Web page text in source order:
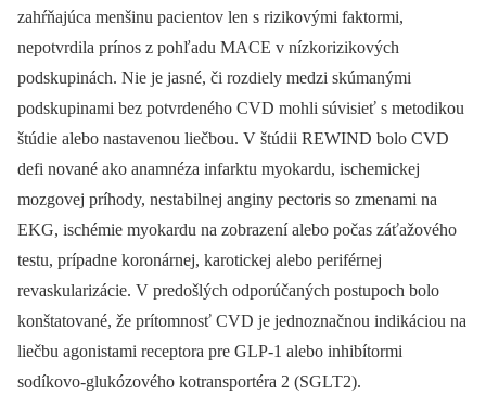
zahŕňajúca menšinu pacientov len s rizikovými faktormi,
nepotvrdila prínos z pohľadu MACE v nízkorizikových
podskupinách. Nie je jasné, či rozdiely medzi skúmanými
podskupinami bez potvrdeného CVD mohli súvisieť s metodikou
štúdie alebo nastavenou liečbou. V štúdii REWIND bolo CVD
defi nované ako anamnéza infarktu myokardu, ischemickej
mozgovej príhody, nestabilnej anginy pectoris so zmenami na
EKG, ischémie myokardu na zobrazení alebo počas záťažového
testu, prípadne koronárnej, karotickej alebo periférnej
revaskularizácie. V predošlých odporúčaných postupoch bolo
konštatované, že prítomnosť CVD je jednoznačnou indikáciou na
liečbu agonistami receptora pre GLP-1 alebo inhibítormi
sodíkovo-glukózového kotransportéra 2 (SGLT2).